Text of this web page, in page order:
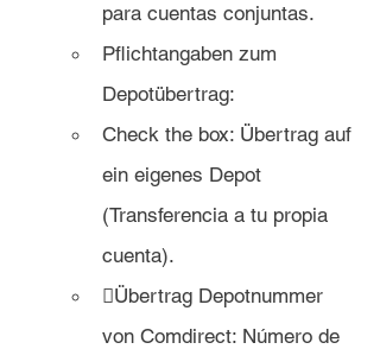
para cuentas conjuntas.
Pflichtangaben zum
Depotübertrag:
Check the box: Übertrag auf
ein eigenes Depot
(Transferencia a tu propia
cuenta).
Übertrag Depotnummer
von Comdirect: Número de